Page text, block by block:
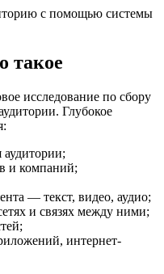
такое
исследование по сбору
Глубокое
и компаний;
— текст, видео, аудио;
и связях между ними;
интернет-